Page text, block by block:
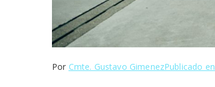
Por Cmte. Gustavo GimenezPublicado en